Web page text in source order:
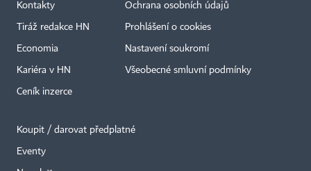
Kontakty
Tiráž redakce HN
Economia
Kariéra v HN
Ceník inzerce
Ochrana osobních údajů
Prohlášení o cookies
Nastavení soukromí
Všeobecné smluvní podmínky
Koupit / darovat předplatné
Eventy